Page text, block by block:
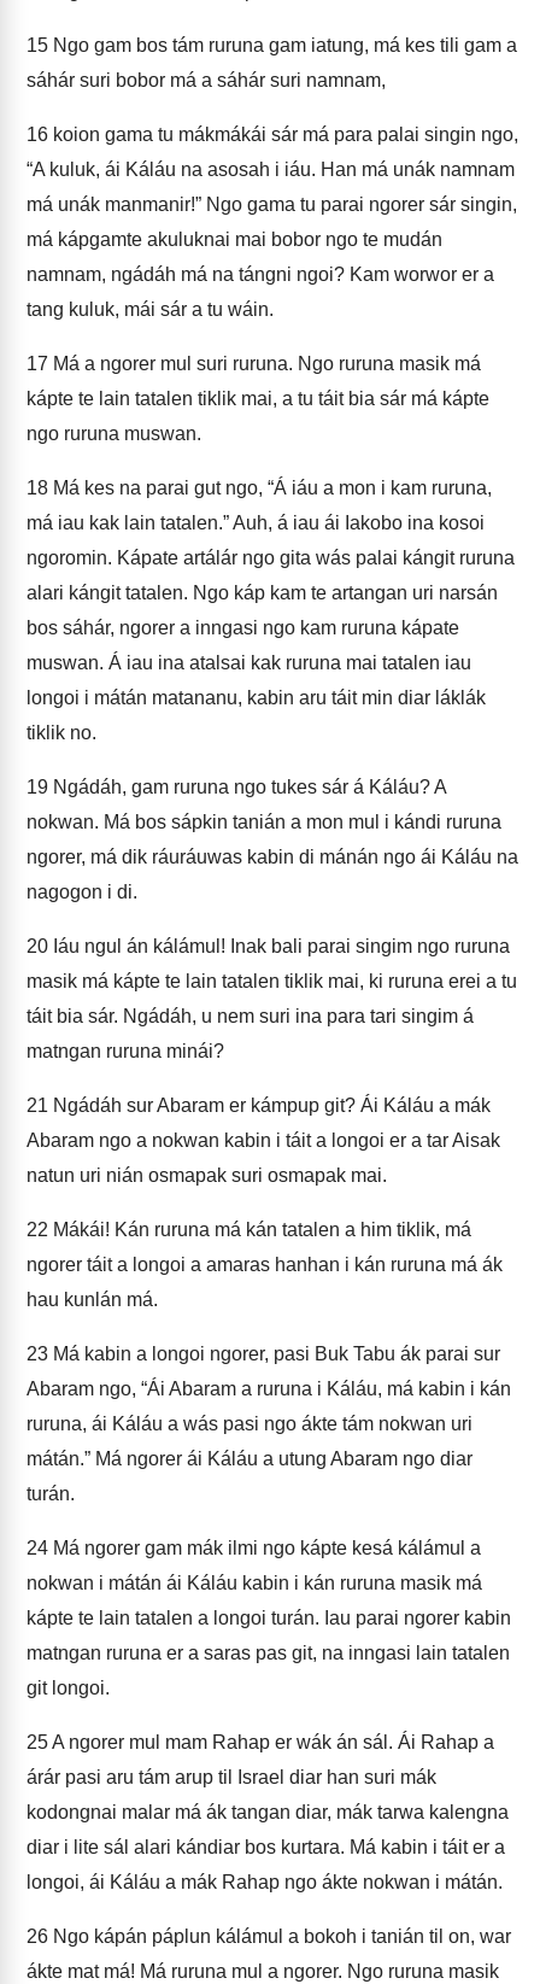
15 Ngo gam bos tám ruruna gam iatung, má kes tili gam a
sáhár suri bobor má a sáhár suri namnam,
16 koion gama tu mákmákái sár má para palai singin ngo,
“A kuluk, ái Káláu na asosah i iáu. Han má unák namnam
má unák manmanir!” Ngo gama tu parai ngorer sár singin,
má kápgamte akuluknai mai bobor ngo te mudán
namnam, ngádáh má na tángni ngoi? Kam worwor er a
tang kuluk, mái sár a tu wáin.
17 Má a ngorer mul suri ruruna. Ngo ruruna masik má
kápte te lain tatalen tiklik mai, a tu táit bia sár má kápte
ngo ruruna muswan.
18 Má kes na parai gut ngo, “Á iáu a mon i kam ruruna,
má iau kak lain tatalen.” Auh, á iau ái Iakobo ina kosoi
ngoromin. Kápate artálár ngo gita wás palai kángit ruruna
alari kángit tatalen. Ngo káp kam te artangan uri narsán
bos sáhár, ngorer a inngasi ngo kam ruruna kápate
muswan. Á iau ina atalsai kak ruruna mai tatalen iau
longoi i mátán matananu, kabin aru táit min diar láklák
tiklik no.
19 Ngádáh, gam ruruna ngo tukes sár á Káláu? A
nokwan. Má bos sápkin tanián a mon mul i kándi ruruna
ngorer, má dik ráuráuwas kabin di mánán ngo ái Káláu na
nagogon i di.
20 Iáu ngul án kálámul! Inak bali parai singim ngo ruruna
masik má kápte te lain tatalen tiklik mai, ki ruruna erei a tu
táit bia sár. Ngádáh, u nem suri ina para tari singim á
matngan ruruna minái?
21 Ngádáh sur Abaram er kámpup git? Ái Káláu a mák
Abaram ngo a nokwan kabin i táit a longoi er a tar Aisak
natun uri nián osmapak suri osmapak mai.
22 Mákái! Kán ruruna má kán tatalen a him tiklik, má
ngorer táit a longoi a amaras hanhan i kán ruruna má ák
hau kunlán má.
23 Má kabin a longoi ngorer, pasi Buk Tabu ák parai sur
Abaram ngo, “Ái Abaram a ruruna i Káláu, má kabin i kán
ruruna, ái Káláu a wás pasi ngo ákte tám nokwan uri
mátán.” Má ngorer ái Káláu a utung Abaram ngo diar
turán.
24 Má ngorer gam mák ilmi ngo kápte kesá kálámul a
nokwan i mátán ái Káláu kabin i kán ruruna masik má
kápte te lain tatalen a longoi turán. Iau parai ngorer kabin
matngan ruruna er a saras pas git, na inngasi lain tatalen
git longoi.
25A ngorer mul mam Rahap er wák án sál. Ái Rahap a
árár pasi aru tám arup til Israel diar han suri mák
kodongnai malar má ák tangan diar, mák tarwa kalengna
diar i lite sál alari kándiar bos kurtara. Má kabin i táit er a
longoi, ái Káláu a mák Rahap ngo ákte nokwan i mátán.
26 Ngo kápán páplun kálámul a bokoh i tanián til on, war
ákte mat má! Má ruruna mul a ngorer. Ngo ruruna masik